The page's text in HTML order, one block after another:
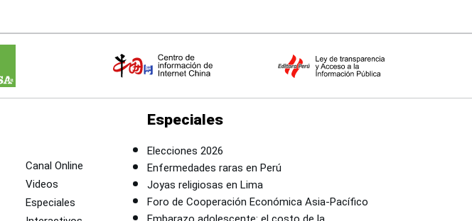
Canal Online
Videos
Especiales
Especiales
Elecciones 2026
Enfermedades raras en Perú
Joyas religiosas en Lima
Foro de Cooperación Económica Asia-Pacífico